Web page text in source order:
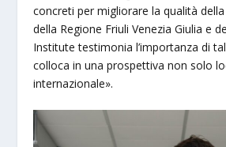
concreti per migliorare la qualità
della Regione Friuli Venezia Giulia e
Institute testimonia l’importanza di
colloca in una prospettiva non solo
internazionale».